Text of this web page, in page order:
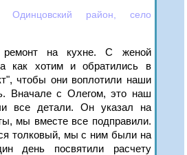
Одинцовский район, село
ремонт на кухне. С женой
как хотим и обратились в
чтобы они воплотили наши
Вначале с Олегом, это наш
все детали. Он указал на
мы вместе все подправили.
толковый, мы с ним были на
день посвятили расчету